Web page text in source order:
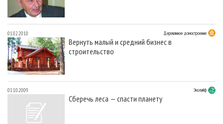
01.02.2010 Деревянное домостроение
Вернуть малый и средний бизнес в
строительство
01.10.2009 Эколайф
Сберечь леса — спасти планету